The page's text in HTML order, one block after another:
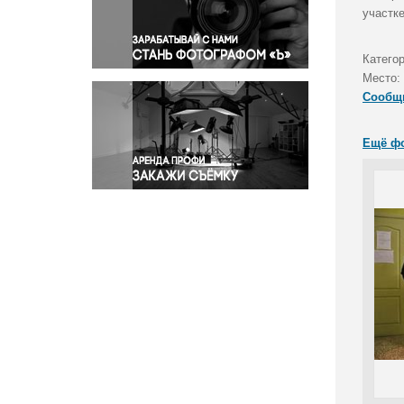
Правосудие
Происшествия и конфликты
Религия
Светская жизнь
Спорт
Экология
Экономика и бизнес
Место:
Ещё